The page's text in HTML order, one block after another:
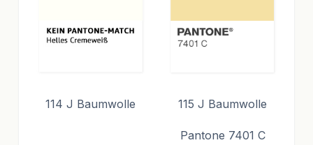
114 J Baumwolle 115 J Baumwolle
Pantone 7401 C